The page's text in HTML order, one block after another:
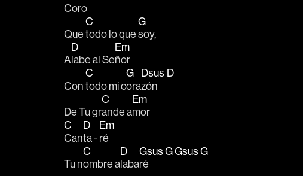
Coro
Que
C
todo lo que
G
soy,
A
D
labe al Se
Em
ñor
Con
C
todo mi c
G
ora
Dsus
zón
D
De Tu gr
C
ande a
Em
mor
C
Can
D
ta -
Em
ré
Tu n
C
ombre a
D
laba
Gsus
ré
GGsusG